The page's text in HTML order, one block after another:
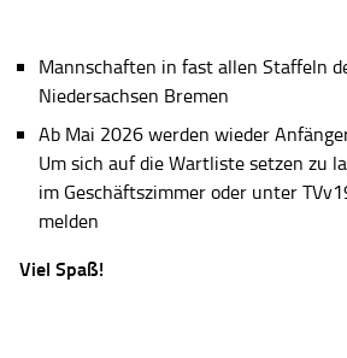
Mannschaften in fast allen Staffeln
Niedersachsen Bremen
Ab Mai 2026 werden wieder
Um sich auf die Wartliste setzen zu
im Geschäftszimmer oder unter
melden
Viel Spaß!